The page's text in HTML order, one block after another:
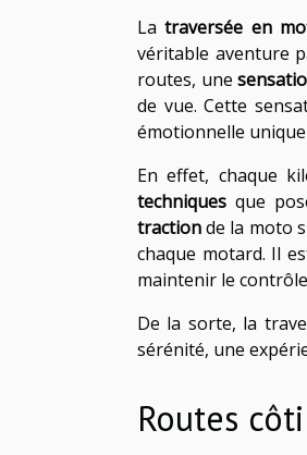
Latraversée en
véritable aventure
routes, une
de vue. Cette
émotionnelle
En effet, chaque
techniques que
tractionde la moto
chaque motard. Il
maintenir le
De la sorte, la
sérénité, une
Routes